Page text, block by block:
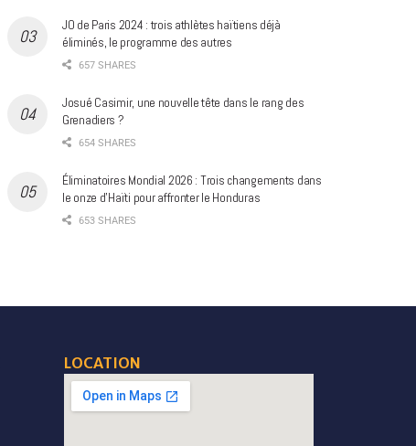
JO de Paris 2024 : trois athlètes haïtiens déjà
éliminés, le programme des autres
657 SHARES
Josué Casimir, une nouvelle tête dans le rang des
Grenadiers ?
654 SHARES
Éliminatoires Mondial 2026 : Trois changements dans
le onze d’Haïti pour affronter le Honduras
653 SHARES
LOCATION